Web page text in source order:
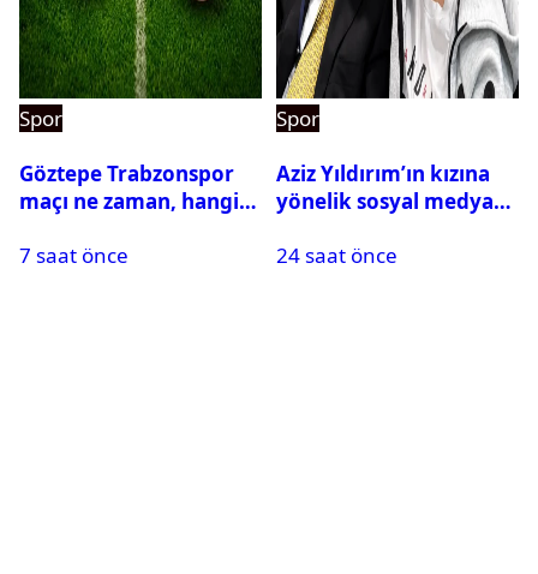
Spor
Göztepe Trabzonspor
maçı ne zaman, hangi
oynayacak mı?
7 saat önce
Spor
Aziz Yıldırım’ın kızına
yönelik sosyal medya
hakkında karar çıktı
24 saat önce